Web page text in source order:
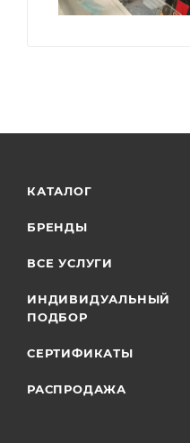
КАТАЛОГ
БРЕНДЫ
ВСЕ УСЛУГИ
ИНДИВИДУАЛЬНЫЙ
ПОДБОР
СЕРТИФИКАТЫ
РАСПРОДАЖА